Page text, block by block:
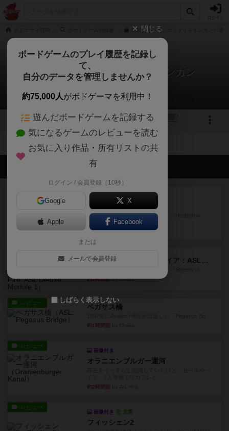
絶対ネオン感／ゼッタイネオンカンの通
絶対ネオン感 / ゼッタイネオンカン
拡張/関連作品 0件
1
会員の新しい投稿
ヘッジロウ・ヘル
1987年にAvalon Hill社が出版した『Hedgerow
約1時間前by Chaco
ストリート・オブ・ファイア：ASLデラックスモジュール1
約1時間前by Chaco
レビュー ペガサス橋
約1時間前
レビュー
画像付き
オラニエンブルガー運河
約2時間前
レビュー
画像付き 充実
フィッシェン2
閉じる
ボードゲームのプレイ履歴を記録し
て、
自分のデータを管理しませんか？
約75,000人がボドゲーマを利用中！
遊んだボードゲームを記録する
気になるゲームのレビューを読む
お気に入り作品・所有リストの共
有
ログイン / 会員登録（10秒）
Google X
Apple Facebook
または
メールで会員登録
しばらく表示しない